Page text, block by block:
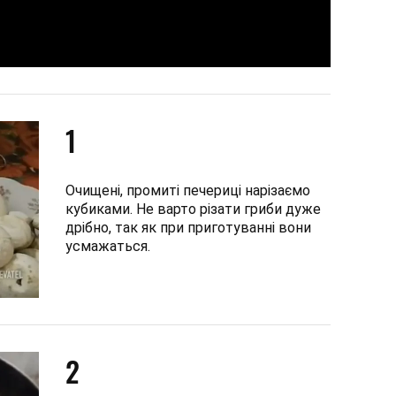
1
Очищені, промиті печериці нарізаємо
кубиками. Не варто різати гриби дуже
дрібно, так як при приготуванні вони
усмажаться.
2